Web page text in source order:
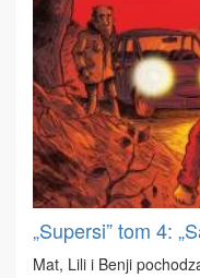
„Supersi” tom 4:
Mat, Li­li i Ben­ji